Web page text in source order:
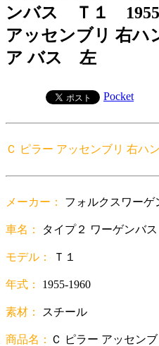
ンバス Ｔ１
アッセンブリ 右ハ
ア バス 左
Pocket
Ｃ ピラー アッセンブリ 右
メーカー： フォルクスワー
車名： タイプ２ ワーゲンバ
モデル： Ｔ１
年式： 1955-1960
素材： スチール
商品名： Ｃ ピラー アッセン